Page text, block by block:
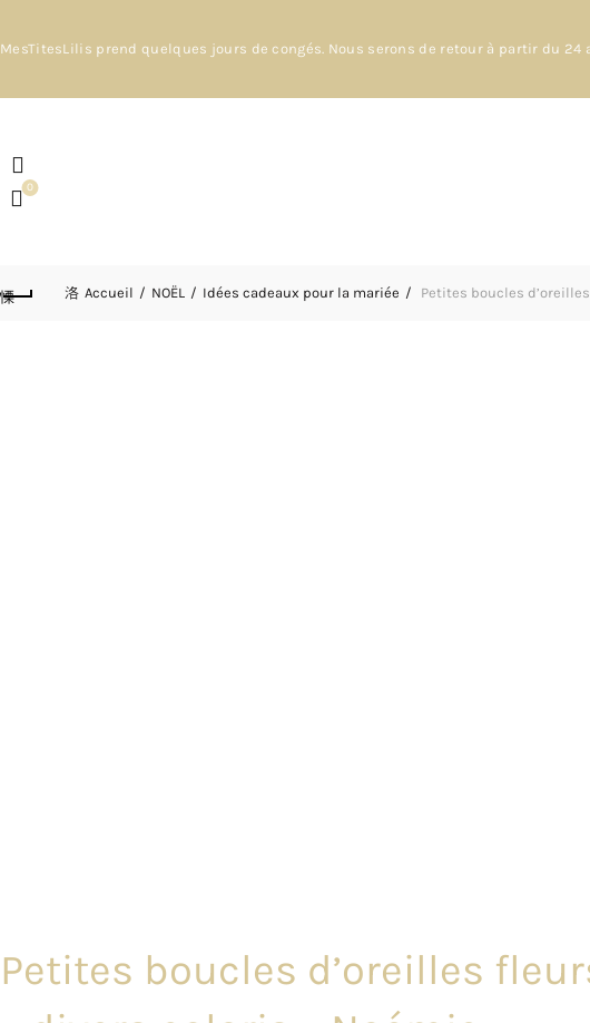
MesTitesLilis prend quelques jours de congés. Nous serons de retour à partir du
0
Accueil NOËL Idées cadeaux pour la mariée Petites boucles
Petites boucles d’oreilles